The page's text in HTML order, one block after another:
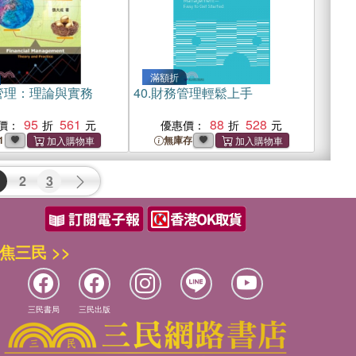
：理論與實務
： 95 561
滿額折
40.財務管理輕鬆上手
優惠價： 88 528
無庫存
2 3
三民 >>
三民書局 三民出版